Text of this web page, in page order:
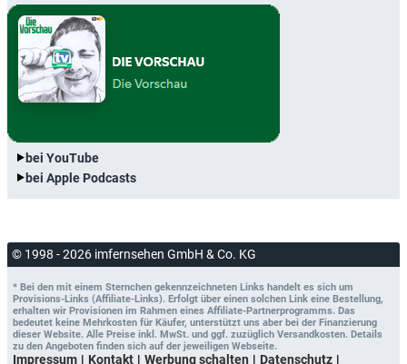
bei YouTube
bei Apple Podcasts
© 1998 - 2026 imfernsehen GmbH & Co. KG
* Bei den mit einem Sternchen gekennzeichneten Links handelt es sich um
Provisions-Links (Affiliate-Links). Erfolgt über einen solchen Link eine Bestellung,
erhalten wir Provisionen im Rahmen eines Affiliate-Partnerprogramms. Das
bedeutet keine Mehrkosten für Käufer, unterstützt uns aber bei der Finanzierung
dieser Website. Alle Preise inkl. MwSt. und ggf. zuzüglich Versandkosten. Details
zu den Angeboten finden sich auf der jeweiligen Webseite.
Impressum Kontakt Werbung schalten Datenschutz